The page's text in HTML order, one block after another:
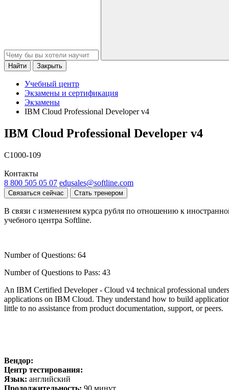
Найти Закрыть
Учебный центр
Экзамены и сертификация
Экзамены
IBM Cloud Professional Developer v4
IBM Cloud Professional Developer v4
C1000-109
Контакты
8 800 505 05 07 edusales@softline.com
Связаться сейчас Стать тренером
В связи с изменением курса рубля по отношению к
учебного центра Softline.
Number of Questions: 64
Number of Questions to Pass: 43
An IBM Certified Developer - Cloud v4 technical professional
applications on IBM Cloud. They understand how to build
little to no assistance from product documentation, support, or peers.
Вендор:
Центр тестирования:
Язык: английский
Продолжительность: 90 минут